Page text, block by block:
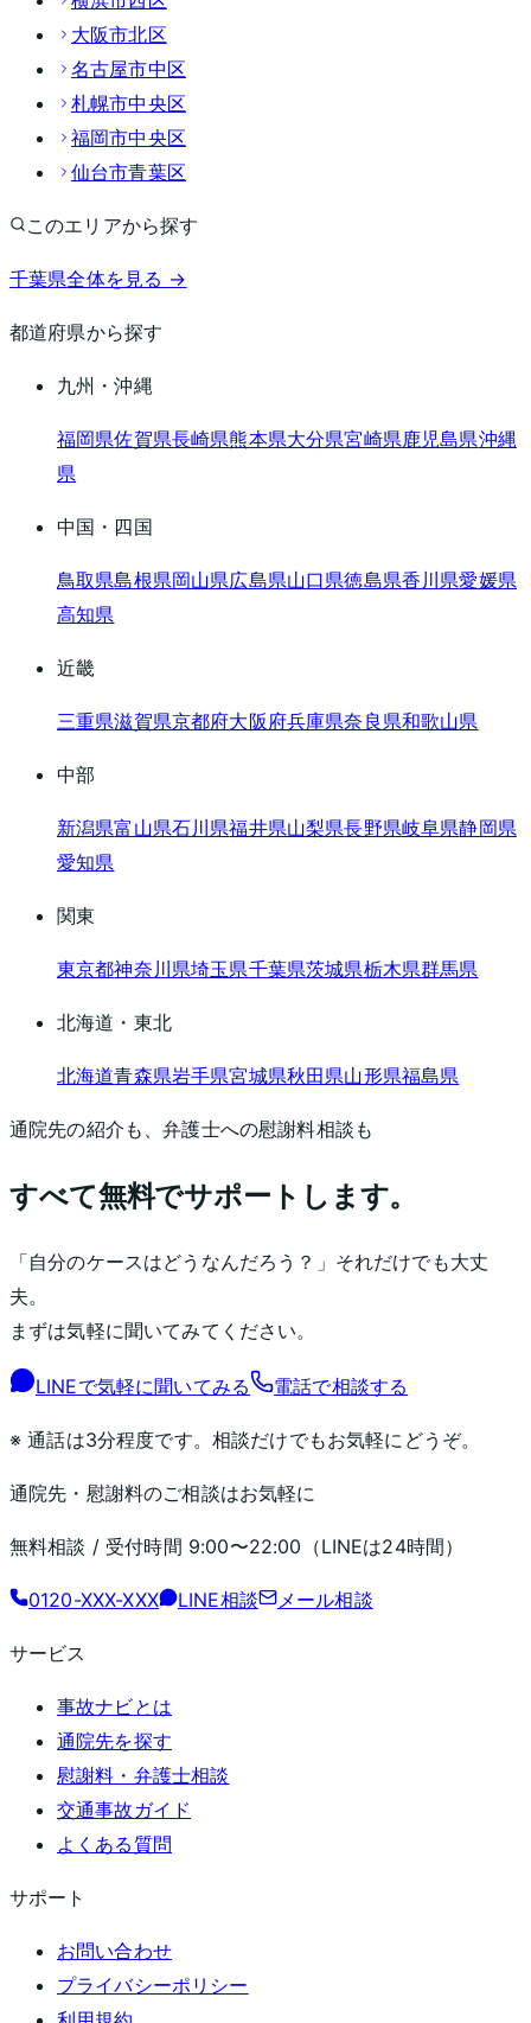
大阪市北区
名古屋市中区
札幌市中央区
福岡市中央区
仙台市青葉区
このエリアから探す
千葉県全体を見る →
都道府県から探す
九州・沖縄
福岡県佐賀県長崎県熊本県大分県宮崎県鹿児島県沖縄
県
中国・四国
鳥取県島根県岡山県広島県山口県徳島県香川県愛媛県
高知県
近畿
三重県滋賀県京都府大阪府兵庫県奈良県和歌山県
中部
新潟県富山県石川県福井県山梨県長野県岐阜県静岡県
愛知県
関東
東京都神奈川県埼玉県千葉県茨城県栃木県群馬県
北海道・東北
北海道青森県岩手県宮城県秋田県山形県福島県
通院先の紹介も、弁護士への慰謝料相談も
すべて無料でサポートします。
「自分のケースはどうなんだろう？」それだけでも大丈
夫。
まずは気軽に聞いてみてください。
LINEで気軽に聞いてみる 電話で相談する
※ 通話は3分程度です。相談だけでもお気軽にどうぞ。
通院先・慰謝料のご相談はお気軽に
無料相談 / 受付時間 9:00〜22:00 （LINEは24時間）
0120-XXX-XXX LINE相談 メール相談
サービス
事故ナビとは
通院先を探す
慰謝料・弁護士相談
交通事故ガイド
よくある質問
サポート
お問い合わせ
プライバシーポリシー